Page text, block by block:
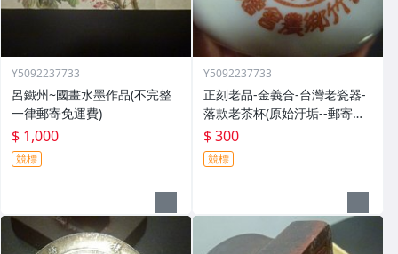
Y5092237733
呂鐵州~國畫水墨作品(不完整
一律郵寄免運費)
$ 1,000
競標
Y5092237733
正刻老品-金義合-台灣老瓷器-
落款老茶杯(原始汙垢--郵寄免
運費)
$ 300
競標